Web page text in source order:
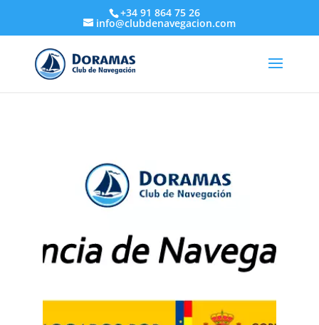
+34 91 864 75 26
info@clubdenavegacion.com